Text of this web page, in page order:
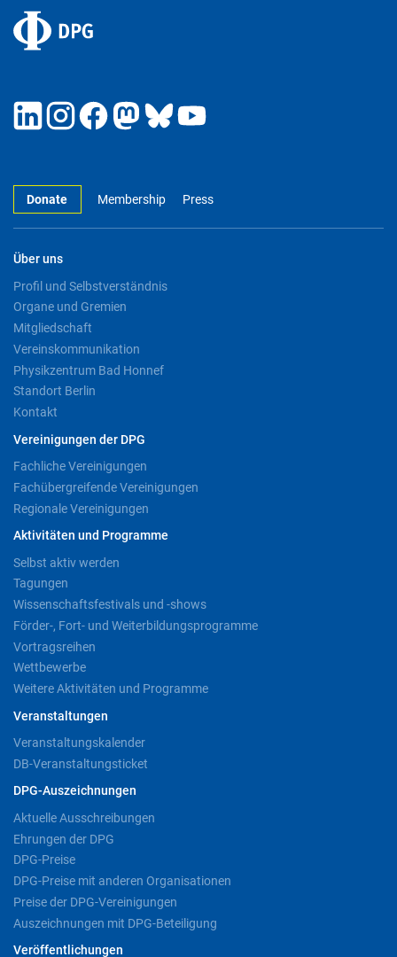
Donate Membership Press
Über uns
Profil und Selbstverständnis
Organe und Gremien
Mitgliedschaft
Vereinskommunikation
Physikzentrum Bad Honnef
Standort Berlin
Kontakt
Vereinigungen der DPG
Fachliche Vereinigungen
Fachübergreifende Vereinigungen
Regionale Vereinigungen
Aktivitäten und Programme
Selbst aktiv werden
Tagungen
Wissenschaftsfestivals und -shows
Förder-, Fort- und Weiterbildungsprogramme
Vortragsreihen
Wettbewerbe
Weitere Aktivitäten und Programme
Veranstaltungen
Veranstaltungskalender
DB-Veranstaltungsticket
DPG-Auszeichnungen
Aktuelle Ausschreibungen
Ehrungen der DPG
DPG-Preise
DPG-Preise mit anderen Organisationen
Preise der DPG-Vereinigungen
Auszeichnungen mit DPG-Beteiligung
Veröffentlichungen